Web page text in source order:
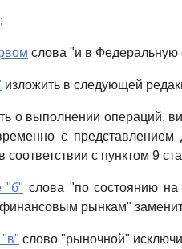
:
слова "и в
изложить в следующей
о выполнении операций,
с представлением
соответствии с пунктом 9
"б" слова "по состоянию на
рынкам"
"в" слово "рыночной"